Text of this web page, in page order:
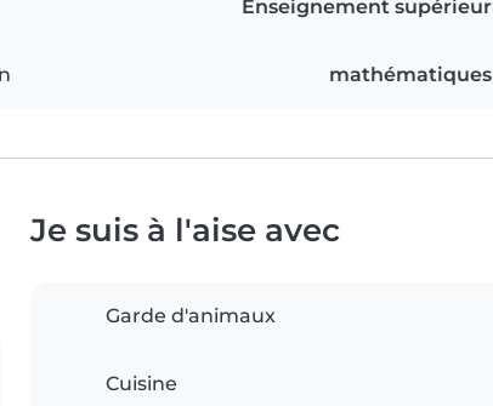
Enseignement supérieur
mathématiques
Je suis à l'aise avec
Garde d'animaux
Cuisine